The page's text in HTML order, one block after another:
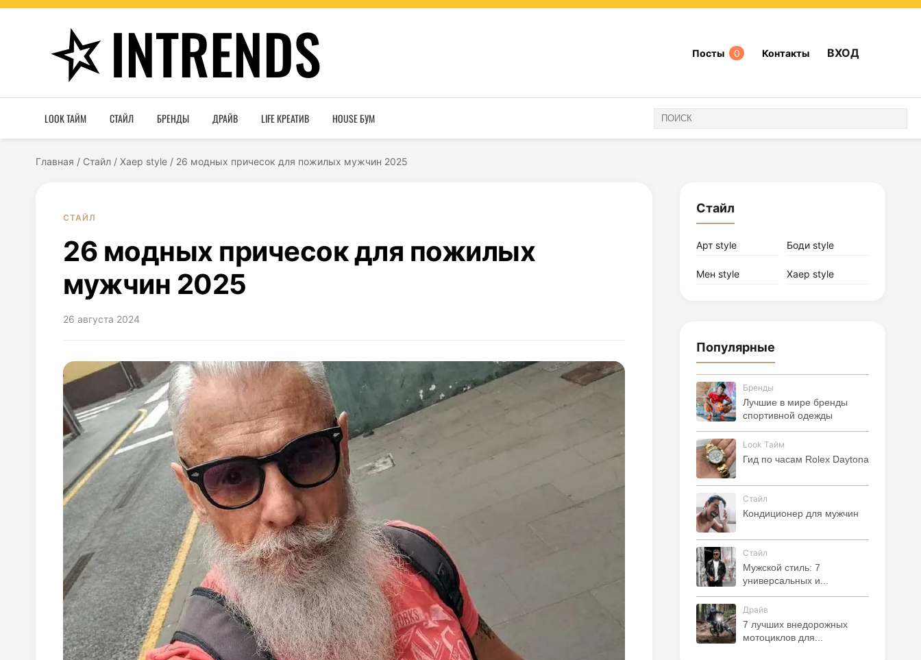
INTRENDS Посты 0 Контакты ВХОД
LOOK ТАЙМ СТАЙЛ БРЕНДЫ ДРАЙВ LIFE КРЕАТИВ HOUSE БУМ
Главная / Стайл / Хаер style / 26 модных причесок для пожилых мужчин 2025
СТАЙЛ
26 модных причесок для пожилых
мужчин 2025
26 августа 2024
Стайл
Арт style Боди style
Мен style Хаер style
Популярные
Бренды
Лучшие в мире бренды
спортивной одежды
Look Тайм
Гид по часам Rolex Daytona
Стайл
Кондиционер для мужчин
Стайл
Мужской стиль: 7
универсальных и...
Драйв
7 лучших внедорожных
мотоциклов для...